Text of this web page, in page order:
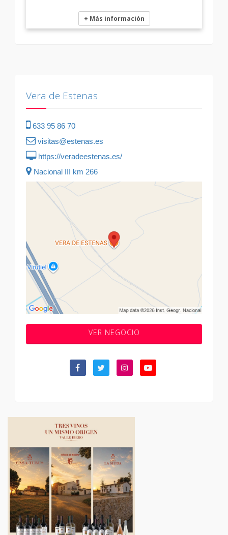
+ Más información
Vera de Estenas
633 95 86 70
visitas@estenas.es
https://veradeestenas.es/
Nacional III km 266
VER NEGOCIO